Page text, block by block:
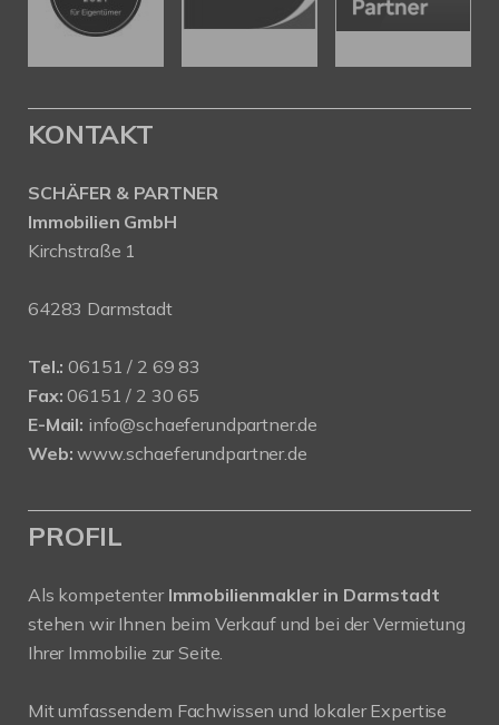
KONTAKT
SCHÄFER & PARTNER
Immobilien GmbH
Kirchstraße 1
64283 Darmstadt
Tel.: 06151 / 2 69 83
Fax: 06151 / 2 30 65
E-Mail: info@schaeferundpartner.de
Web: www.schaeferundpartner.de
PROFIL
Als kompetenter Immobilienmakler in Darmstadt
stehen wir Ihnen beim Verkauf und bei der Vermietung
Ihrer Immobilie zur Seite.
Mit umfassendem Fachwissen und lokaler Expertise